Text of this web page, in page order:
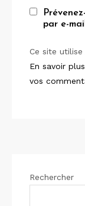
par e-
Ce site
En savoir
vos
Rechercher